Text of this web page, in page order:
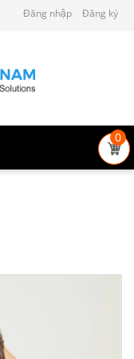
Đăng nhập Đăng ký
0